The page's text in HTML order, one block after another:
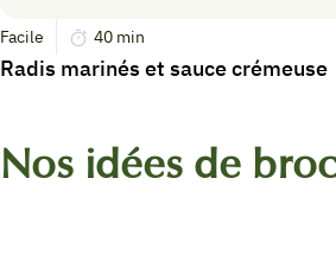
Facile 40 min
Radis marinés et sauce crémeuse
Nos idées de